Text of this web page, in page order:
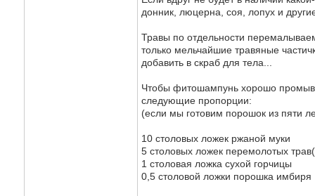
донник, люцерна, соя, лопух и
Травы по отдельности
только мельчайшие травяные
добавить в скраб для тела...
Чтобы фитошампунь хорошо
следующие пропорции:
(если мы готовим порошок из пяти
10 столовых ложек ржаной муки
5 столовых ложек перемолотых
1 столовая ложка сухой горчицы
0,5 столовой ложки порошка имбиря